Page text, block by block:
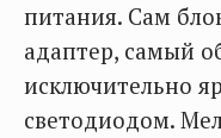
питания. Сам
адаптер, самый
исключительно
светодиодом.